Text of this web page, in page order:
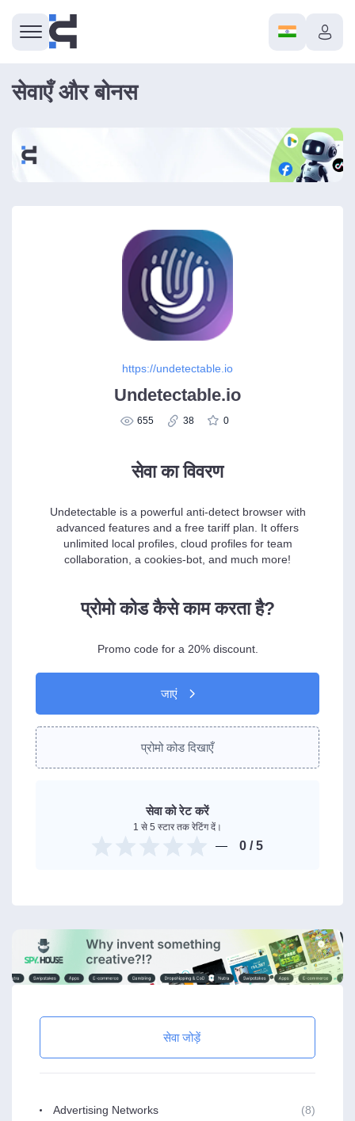
सेवाएँ और बोनस
https://undetectable.io
Undetectable.io
655 38 0
सेवा का विवरण
Undetectable is a powerful anti-detect browser with
advanced features and a free tariff plan. It offers
unlimited local profiles, cloud profiles for team
collaboration, a cookies-bot, and much more!
प्रोमो कोड कैसे काम करता है?
Promo code for a 20% discount.
जाएं
प्रोमो कोड दिखाएँ
सेवा को रेट करें
1 से 5 स्टार तक रेटिंग दें।
0/ 5
सेवा जोड़ें
Advertising Networks (8)